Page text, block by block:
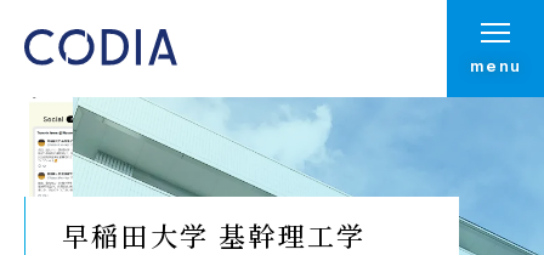
menu
早稲田大学 基幹理工学